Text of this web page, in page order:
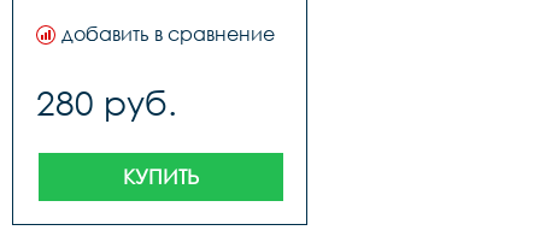
добавить в сравнение
280 руб.
КУПИТЬ